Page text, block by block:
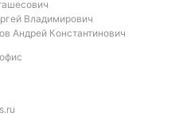
Владимирович
Андрей Константинович